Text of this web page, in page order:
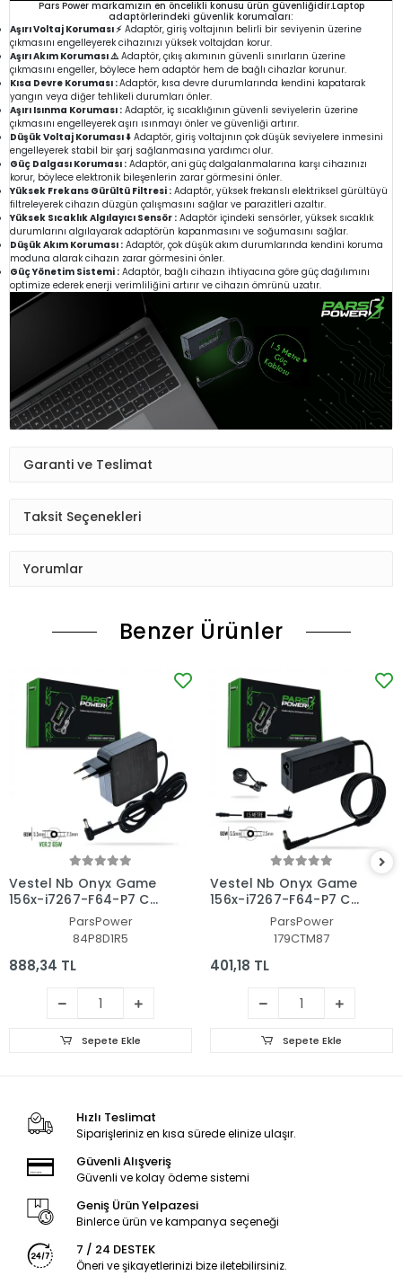
Pars Power markamızın en öncelikli konusu ürün güvenliğidir.Laptop
adaptörlerindeki güvenlik korumaları:
Aşırı Voltaj Koruması ⚡ Adaptör, giriş voltajının belirli bir seviyenin üzerine
çıkmasını engelleyerek cihazınızı yüksek voltajdan korur.
Aşırı Akım Koruması ⚠️Adaptör, çıkış akımının güvenli sınırların üzerine
çıkmasını engeller, böylece hem adaptör hem de bağlı cihazlar korunur.
Kısa Devre Koruması :Adaptör, kısa devre durumlarında kendini kapatarak
yangın veya diğer tehlikeli durumları önler.
Aşırı Isınma Koruması : Adaptör, iç sıcaklığının güvenli seviyelerin üzerine
çıkmasını engelleyerek aşırı ısınmayı önler ve güvenliği artırır.
Düşük Voltaj Koruması ⬇️ Adaptör, giriş voltajının çok düşük seviyelere inmesini
engelleyerek stabil bir şarj sağlanmasına yardımcı olur.
Güç Dalgası Koruması : Adaptör, ani güç dalgalanmalarına karşı cihazınızı
korur, böylece elektronik bileşenlerin zarar görmesini önler.
Yüksek Frekans Gürültü Filtresi : Adaptör, yüksek frekanslı elektriksel gürültüyü
filtreleyerek cihazın düzgün çalışmasını sağlar ve parazitleri azaltır.
Yüksek Sıcaklık Algılayıcı Sensör : Adaptör içindeki sensörler, yüksek sıcaklık
durumlarını algılayarak adaptörün kapanmasını ve soğumasını sağlar.
Düşük Akım Koruması : Adaptör, çok düşük akım durumlarında kendini koruma
moduna alarak cihazın zarar görmesini önler.
Güç Yönetim Sistemi : Adaptör, bağlı cihazın ihtiyacına göre güç dağılımını
optimize ederek enerji verimliliğini artırır ve cihazın ömrünü uzatır.
Garanti ve Teslimat
Taksit Seçenekleri
Yorumlar
Benzer Ürünler
Vestel Nb Onyx Game
156x-i7267-F64-P7 C
Adaptör Şarj Aleti-
Cihazı (Pars Power)
ParsPower
84P8D1R5
888,34 TL
Sepete Ekle
Vestel Nb Onyx Game
156x-i7267-F64-P7 C
Adaptör Şarj Aleti-
Cihazı (Pars Power)
ParsPower
179CTM87
401,18 TL
Sepete Ekle
Hızlı Teslimat
Siparişleriniz en kısa sürede elinize ulaşır.
Güvenli Alışveriş
Güvenli ve kolay ödeme sistemi
Geniş Ürün Yelpazesi
Binlerce ürün ve kampanya seçeneği
7 / 24 DESTEK
Öneri ve şikayetlerinizi bize iletebilirsiniz.